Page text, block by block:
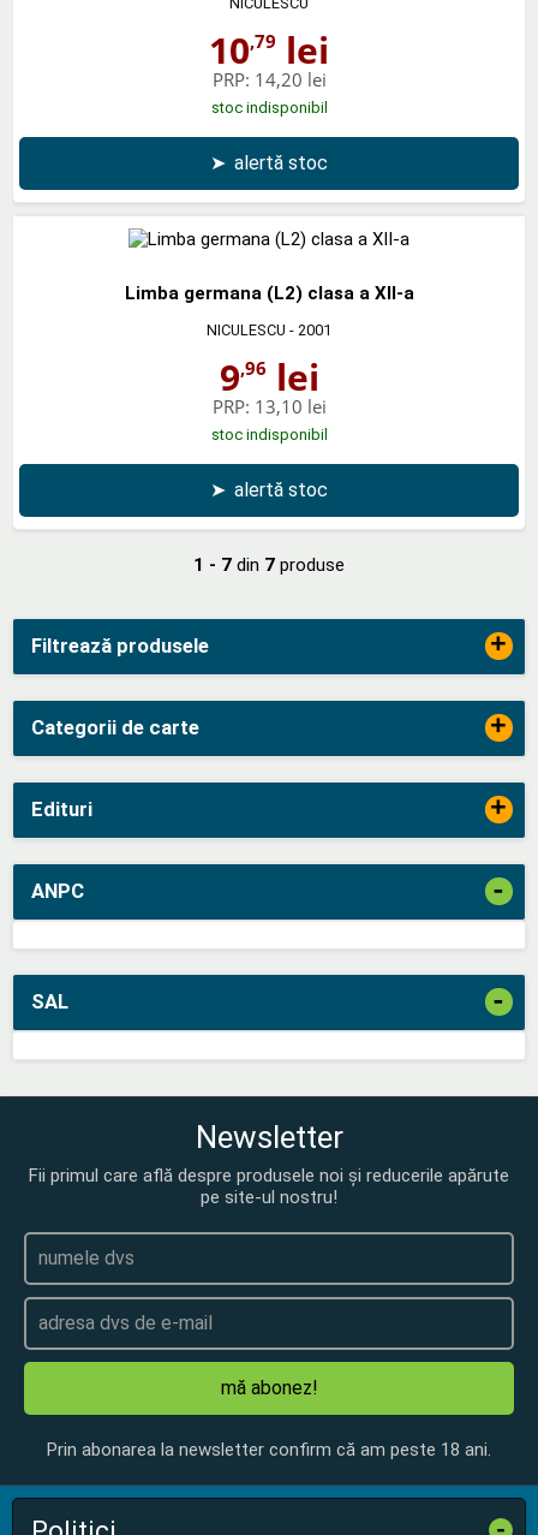
Filtrează produsele +
Categorii de carte +
Edituri +
ANPC -
SAL -
10,79 lei
PRP: 14,20 lei
stoc indisponibil
➤ alertă stoc
Limba germana (L2) clasa a XII-a
NICULESCU - 2001
9,96 lei
PRP: 13,10 lei
stoc indisponibil
➤ alertă stoc
1 - 7 din 7 produse
Newsletter
Fii primul care află despre produsele noi și reducerile apărute
pe site-ul nostru!
mă abonez!
Prin abonarea la newsletter confirm că am peste 18 ani.
-